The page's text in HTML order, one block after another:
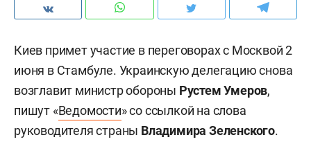
Киев примет участие в переговорах с Москвой 2
июня в Стамбуле. Украинскую делегацию снова
возглавит министр обороны Рустем Умеров,
пишут «Ведомости» со ссылкой на слова
руководителя страны Владимира Зеленского.